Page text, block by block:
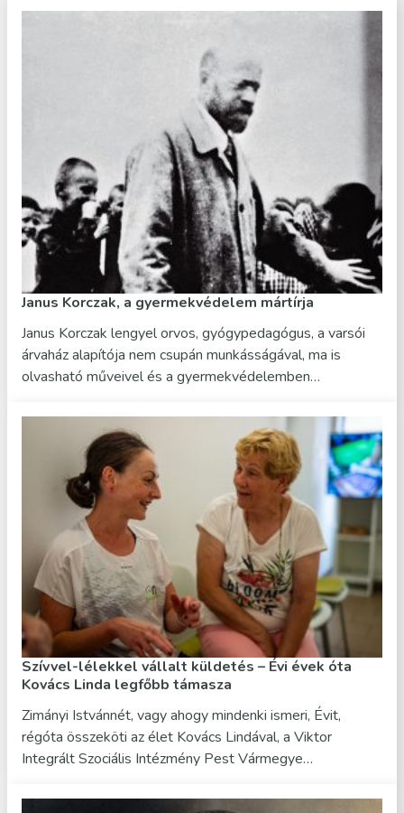
Janus Korczak, a gyermekvédelem mártírja
Janus Korczak lengyel orvos, gyógypedagógus, a varsói
árvaház alapítója nem csupán munkásságával, ma is
olvasható műveivel és a gyermekvédelemben…
Szívvel-lélekkel vállalt küldetés – Évi évek óta
Kovács Linda legfőbb támasza
Zimányi Istvánnét, vagy ahogy mindenki ismeri, Évit,
régóta összeköti az élet Kovács Lindával, a Viktor
Integrált Szociális Intézmény Pest Vármegye…